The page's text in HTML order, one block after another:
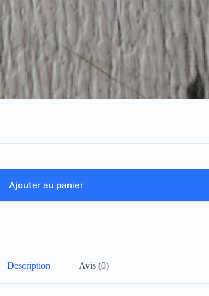
Ajouter au panier
Description Avis (0)